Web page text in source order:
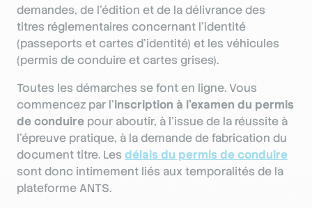
demandes, de l’édition et de la délivrance des
titres réglementaires concernant l’identité
(passeports et cartes d’identité) et les véhicules
(permis de conduire et cartes grises).
Toutes les démarches se font en ligne. Vous
commencez par l’inscription à l’examen du permis
de conduire pour aboutir, à l’issue de la réussite à
l’épreuve pratique, à la demande de fabrication du
document titre. Les délais du permis de conduire
sont donc intimement liés aux temporalités de la
plateforme ANTS.